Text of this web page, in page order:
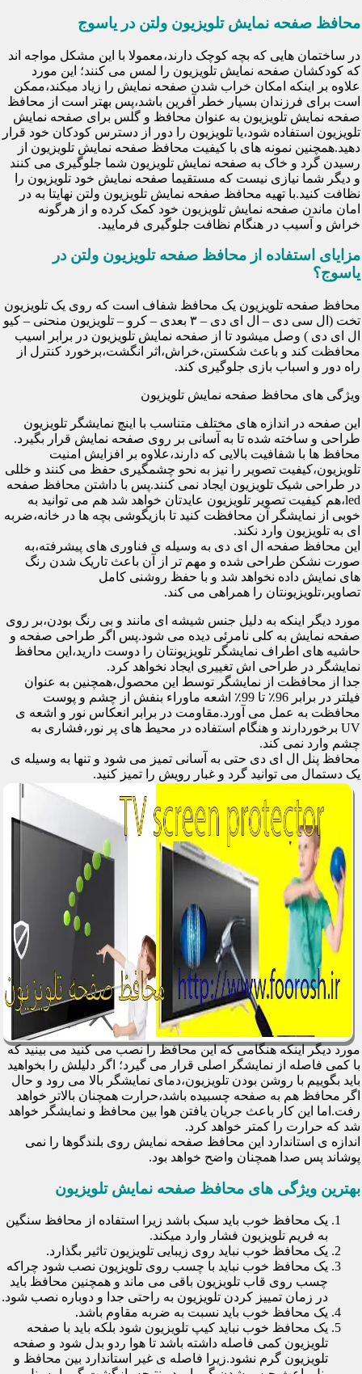
محافظ صفحه نمایش تلویزیون ولتن در یاسوج
در ساختمان هایی که بچه کوچک دارند،معمولا با این مشکل مواجه اند
که کودکشان صفحه نمایش تلویزیون را لمس می کنند؛ این مورد
علاوه بر اینکه امکان خراب شدن صفحه نمایش را زیاد میکند،ممکن
است برای فرزندان بسیار خطر آفرین باشد،پس بهتر است از محافظ
صفحه نمایش تلویزیون به عنوان محافظ و گلس برای صفحه نمایش
تلویزیون استفاده شود،یا تلویزیون را دور از دسترس کودکان خود قرار
دهید.همچنین نمونه های با کیفیت محافظ صفحه نمایش تلویزیون از
رسیدن گرد و خاک به صفحه نمایش تلویزیون شما جلوگیری می کنند
و دیگر شما نیازی نیست که مستقیما صفحه نمایش خود تلویزیون را
نظافت کنید.با تهیه محافظ صفحه نمایش تلویزیون ولتن نهایتا به در
امان ماندن صفحه نمایش تلویزیون خود کمک کرده و از هرگونه
خراش و آسیب در هنگام نظافت جلوگیری فرمایید.
مزایای استفاده از محافظ صفحه تلویزیون ولتن در
یاسوج؟
محافظ صفحه تلویزیون یک محافظ شفاف است که روی یک تلویزیون
تخت (ال سی دی – ال ای دی – ۳ بعدی – کرو – تلویزیون منحنی – کیو
ال ای دی ) وصل میشود تا از صفحه نمایش تلویزیون در برابر اسیب
محافظت کند و باعث شکستن،خراش،اثر انگشت،برخورد کنترل از
راه دور و اسباب بازی جلوگیری کند.
ویژگی های محافظ صفحه نمایش تلویزیون
این صفحه در اندازه های مختلف متناسب با اینچ نمایشگر تلویزیون
طراحی و ساخته شده تا به آسانی بر روی صفحه نمایش قرار بگیرد.
محافظ ها با شفافیت بالایی که دارند،علاوه بر افزایش امنیت
تلویزیون،کیفیت تصویر را نیز به نحو چشمگیری حفظ می کنند و خللی
در طراحی شیک تلویزیون ایجاد نمی کنند.پس با داشتن محافظ صفحه
led،هم کیفیت تصویر تلویزیون عایدتان خواهد شد هم می توانید به
خوبی از نمایشگر آن محافظت کنید تا بازیگوشی بچه ها در خانه،ضربه
ای به تلویزیون وارد نکند.
این محافظ صفحه ال ای دی به وسیله ی فناوری های پیشرفته،به
صورت نشکن طراحی شده و مهم تر از آن باعث تاریک شدن رنگ
های نمایش داده نخواهد شد و با حفظ روشنی کامل
تصاویر،تلویزیونتان را همراهی می کند.
مورد دیگر اینکه به دلیل جنس شیشه ای مانند و بی رنگ بودن،بر روی
صفحه نمایش به کلی نامرئی دیده می شود.پس اگر طراحی صفحه و
حاشیه های اطراف نمایشگر تلویزیونتان را دوست دارید،این محافظ
نمایشگر در طراحی اش تغییری ایجاد نخواهد کرد.
جدا از محافظت از نمایشگر توسط این محصول،همچنین به عنوان
فیلتر در برابر 96٪ تا 99٪ اشعه ماوراء بنفش از چشم و پوست
محافظت به عمل می آورد.مقاومت در برابر انعکاس نور و اشعه ی
UV برخوردارند و هنگام استفاده در محیط های پر نور،فشاری به
چشم وارد نمی کند.
محافظ پنل ال ای دی حتی به آسانی تمیز می شود و تنها به وسیله ی
یک دستمال می توانید گرد و غبار رویش را تمیز کنید.
مورد دیگر اینکه هنگامی که این محافظ را نصب می کنید می بینید که
با کمی فاصله از نمایشگر اصلی قرار می گیرد؛ اگر دلیلش را بخواهید
باید بگوییم با روشن بودن تلویزیون،دمای نمایشگر بالا می رود و حال
اگر محافظ هم به صفحه چسبیده باشد،حرارت همچنان بالاتر خواهد
رفت.اما این کار باعث جریان یافتن هوا بین محافظ و نمایشگر خواهد
شد که حرارت را کمتر خواهد کرد.
اندازه ی استاندارد این محافظ صفحه نمایش روی بلندگوها را نمی
پوشاند پس صدا همچنان واضح خواهد بود.
بهترین ویژگی های محافظ صفحه نمایش تلویزیون
یک محافظ خوب باید سبک باشد زیرا استفاده از محافظ سنگین
به فریم تلویزیون فشار وارد میکند.
یک محافظ خوب نباید روی زیبایی تلویزیون تاثیر بگذارد.
یک محافظ خوب نباید با چسب روی تلویزیون نصب شود چراکه
چسب روی قاب تلویزیون باقی می ماند و همچنین محافظ باید
در زمان تمییز کردن تلویزیون به راحتی جدا و دوباره نصب شود.
یک محافظ خوب باید نسبت به ضربه مقاوم باشد.
یک محافظ خوب نباید کیپ تلویزیون شود بلکه باید با صفحه
تلویزیون کمی فاصله داشته باشد تا هوا ردو بدل شود و صفحه
تلویزیون گرم نشود.زیرا فاصله ی غیر استاندارد بین محافظ و